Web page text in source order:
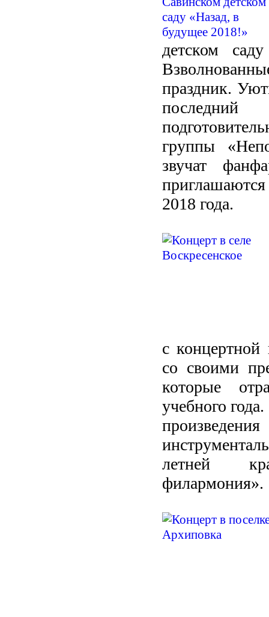
детском
праздник.
группы
звучат
2018 года.
с концертной
со своими
которые
учебного
летней
филармония».